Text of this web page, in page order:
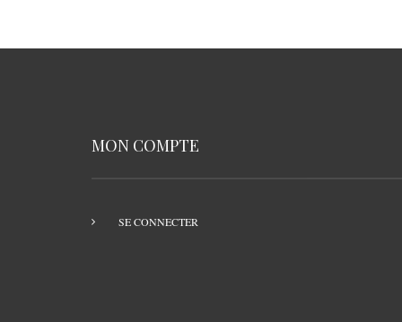
MON COMPTE
SE CONNECTER